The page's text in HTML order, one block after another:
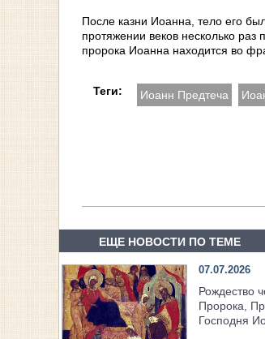
После казни Иоанна, тело его
протяжении веков несколько раз
пророка Иоанна находится во
Теги: Иоанн Предтеча
ЕЩЕ НОВОСТИ ПО ТЕМЕ
07.07.2026
Рождество
Пророка,
Господня